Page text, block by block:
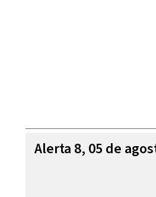
Alerta 8, 05 de